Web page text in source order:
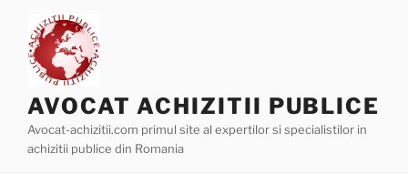
content
AVOCAT ACHIZITII PUBLICE
Avocat-achizitii.com primul site al expertilor si specialistilor in
achizitii publice din Romania